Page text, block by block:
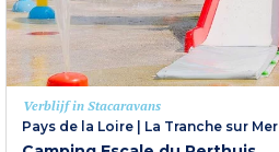
Verblijf in Stacaravans
Pays de la Loire
La Tranche sur Mer